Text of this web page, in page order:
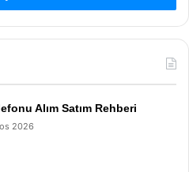
Alım Satım Rehberi
2026